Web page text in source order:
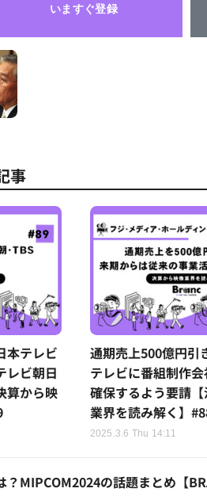
いますぐ登録
事
本テレビ
レビ朝日
算から映
通期売上500億円引
テレビに番組制作
確保するよう要請
業界を読み解く】
2025.3.6 Thu 14:11
？MIPCOM2024の話題まとめ【